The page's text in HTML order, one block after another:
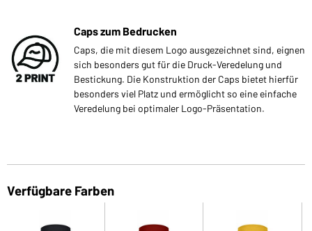
Caps zum Bedrucken
Caps, die mit diesem Logo ausgezeichnet sind, eignen
sich besonders gut für die Druck-Veredelung und
Bestickung. Die Konstruktion der Caps bietet hierfür
besonders viel Platz und ermöglicht so eine einfache
Veredelung bei optimaler Logo-Präsentation.
Verfügbare Farben